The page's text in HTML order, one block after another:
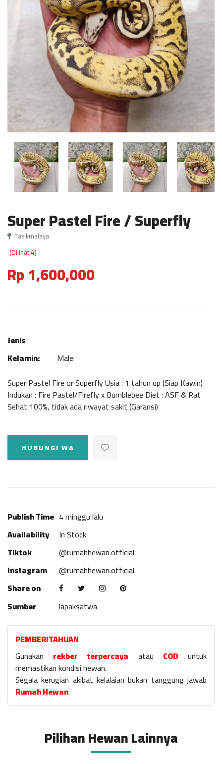
Super Pastel Fire / Superfly
Tasikmalaya
(Dilihat 4)
Rp 1,600,000
Jenis
Kelamin:
Male
Super Pastel Fire or Superfly Usia : 1 tahun up (Siap Kawin)
Indukan : Fire Pastel/Firefly x Bumblebee Diet : ASF & Rat
Sehat 100%, tidak ada riwayat sakit (Garansi)
HUBUNGI WA
Publish Time 4 minggu lalu
Availability
In Stock
Tiktok
@rumahhewan.official
Instagram
@rumahhewan.official
Share on
Sumber
lapaksatwa
PEMBERITAHUAN
Gunakan rekber terpercaya atau COD untuk
memastikan kondisi hewan.
Segala kerugian akibat kelalaian bukan tanggung jawab
Rumah Hewan.
Pilihan Hewan Lainnya